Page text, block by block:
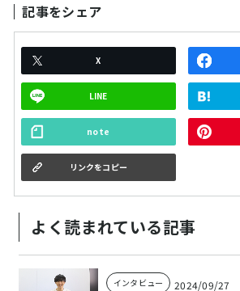
記事をシェア
X
LINE
note
リンクをコピー
よく読まれている記事
インタビュー 2024/09/27